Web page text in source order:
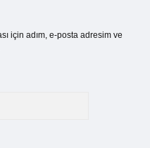
için adım, e-posta adresim ve